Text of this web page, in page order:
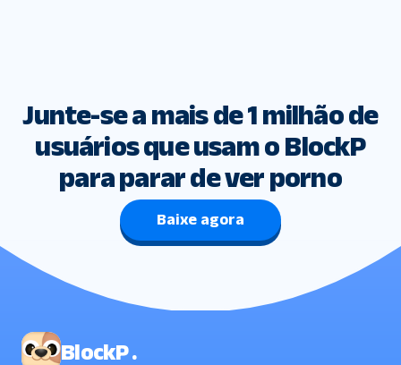
Junte-se a mais de 1 milhão de
usuários que usam o BlockP
para parar de ver porno
Baixe agora
BlockP .